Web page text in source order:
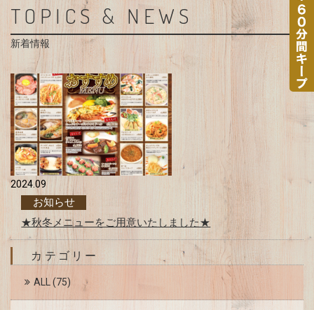
TOPICS & NEWS
新着情報
2024.09
お知らせ
★秋冬メニューをご用意いたしました★
カテゴリー
ALL(75)